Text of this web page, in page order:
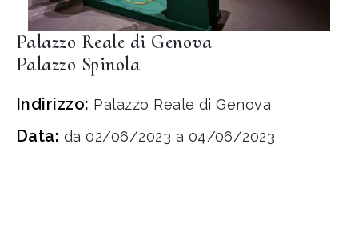
Palazzo Reale di Genova
Palazzo Spinola
Indirizzo: Palazzo Reale di Genova
Data: da 02/06/2023 a 04/06/2023